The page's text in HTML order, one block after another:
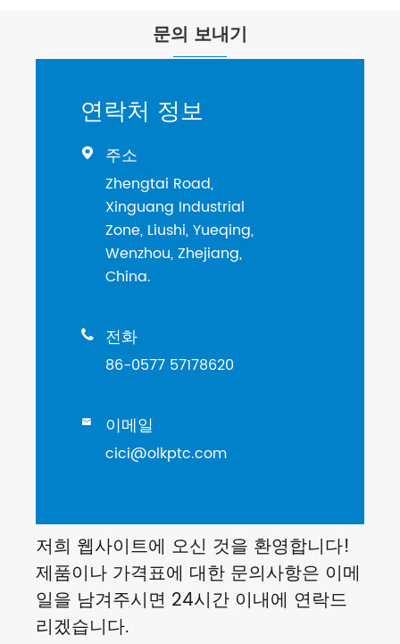
문의 보내기
연락처 정보
 주소
Zhengtai Road,
Xinguang Industrial
Zone, Liushi, Yueqing,
Wenzhou, Zhejiang,
China.
 전화
86-0577 57178620
 이메일
cici@olkptc.com
저희 웹사이트에 오신 것을 환영합니다!
제품이나 가격표에 대한 문의사항은 이메
일을 남겨주시면 24시간 이내에 연락드
리겠습니다.